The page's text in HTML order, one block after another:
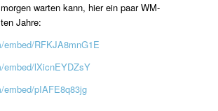
warten kann, hier ein paar WM-
Jahre:
embed/RFKJA8mnG1E
embed/lXicnEYDZsY
embed/pIAFE8q83jg